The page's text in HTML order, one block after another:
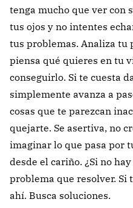
tenga mucho que ver con
tus ojos y no intentes
tus problemas. Analiza tu
piensa qué quieres en tu
conseguirlo. Si te cuesta
simplemente avanza a
cosas que te parezcan
quejarte. Se asertiva, no
imaginar lo que pasa por
desde el cariño. ¿Si no
problema que resolver. Si
ahí. Busca soluciones.